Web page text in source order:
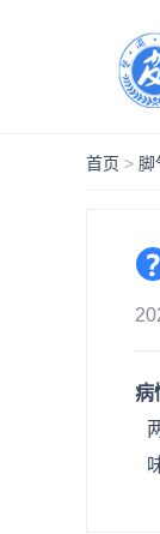
首页 > 脚
病